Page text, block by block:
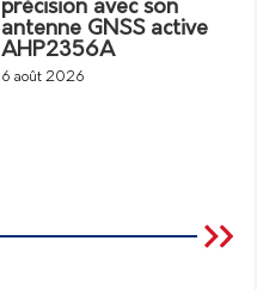
précision avec son
antenne GNSS active
AHP2356A
6 août 2026